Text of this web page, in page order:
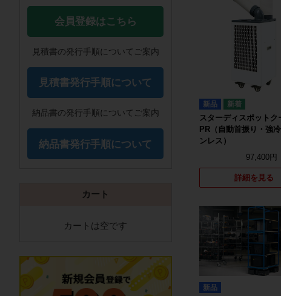
新品
スターディスポットク
PR（自動首振り・強
ンレス）
97,400円
詳細を見る
新品
会員登録はこちら
見積書の発行手順についてご案内
見積書発行手順について
納品書の発行手順についてご案内
納品書発行手順について
カート
カートは空です